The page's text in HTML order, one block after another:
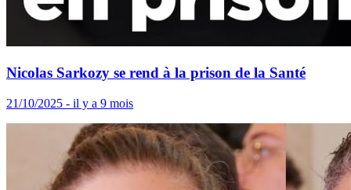
Nicolas Sarkozy se rend à la prison de la Santé
21/10/2025 - il y a 9 mois